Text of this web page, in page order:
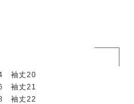
袖丈20
袖丈21
袖丈22